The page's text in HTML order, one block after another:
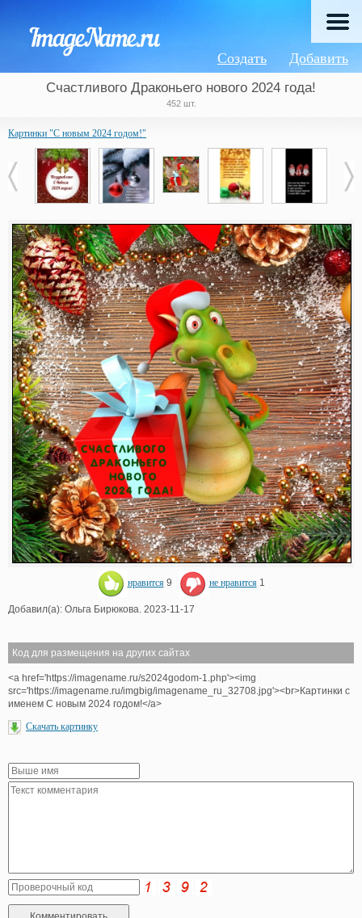
Добавить
Создать
Счастливого Драконьего нового 2024 года!
452 шт.
Картинки "С новым 2024 годом!"
нравится 9 не нравится 1
Добавил(а): Ольга Бирюкова. 2023-11-17
Код для размещения на других сайтах
<a href='https://imagename.ru/s2024godom-1.php'><img
src='https://imagename.ru/imgbig/imagename_ru_32708.jpg'><br>Картинки с
именем С новым 2024 годом!</a>
Скачать картинку